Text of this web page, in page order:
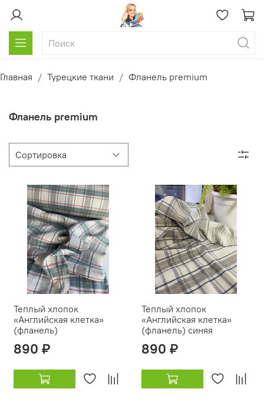
Главная Турецкие ткани Фланель premium
Фланель premium
Теплый хлопок
«Английская клетка»
(фланель)
890 ₽
Теплый хлопок
«Английская клетка»
(фланель) синяя
890 ₽